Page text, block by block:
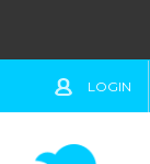
LOGIN